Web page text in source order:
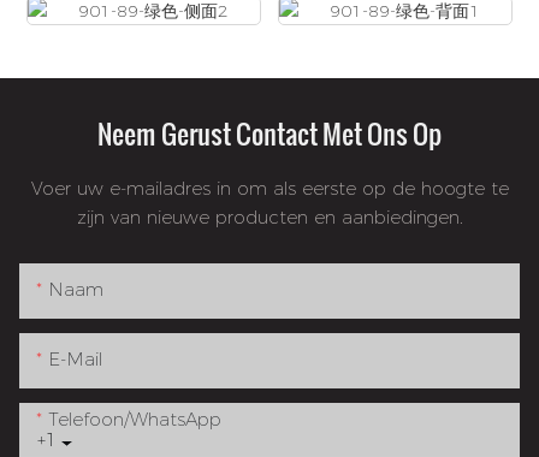
Neem Gerust Contact Met Ons Op
Voer uw e-mailadres in om als eerste op de hoogte te
zijn van nieuwe producten en aanbiedingen.
Naam
E-Mail
+1
Telefoon/WhatsApp